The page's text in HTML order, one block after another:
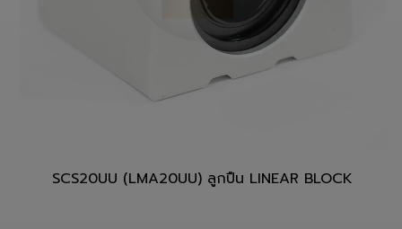
SCS20UU (LMA20UU) ลูกปืน LINEAR BLOCK